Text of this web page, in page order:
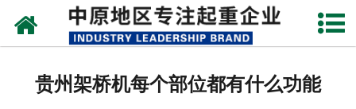
网站首页
贵州架桥机每个部位都有什么功能